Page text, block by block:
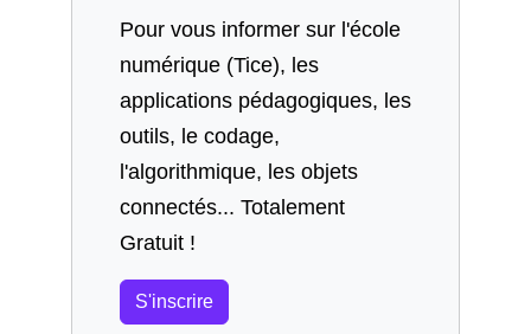
Pour vous informer sur l'école
numérique (Tice), les
applications pédagogiques, les
outils, le codage,
l'algorithmique, les objets
connectés... Totalement
Gratuit !
S'inscrire